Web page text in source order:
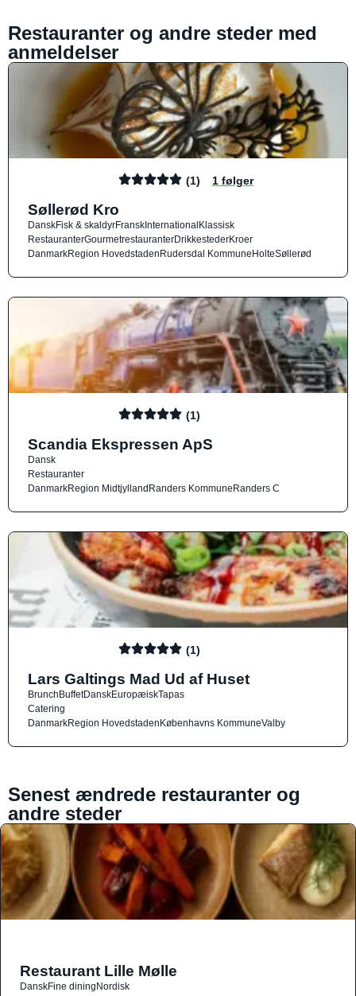
Restauranter og andre steder med
anmeldelser
(1) 1 følger
Søllerød Kro
DanskFisk & skaldyrFranskInternationalKlassisk
RestauranterGourmetrestauranterDrikkestederKroer
DanmarkRegion HovedstadenRudersdal KommuneHolteSøllerød
(1)
Scandia Ekspressen ApS
Dansk
Restauranter
DanmarkRegion MidtjyllandRanders KommuneRanders C
(1)
Lars Galtings Mad Ud af Huset
BrunchBuffetDanskEuropæiskTapas
Catering
DanmarkRegion HovedstadenKøbenhavns KommuneValby
Senest ændrede restauranter og
andre steder
Restaurant Lille Mølle
DanskFine diningNordisk